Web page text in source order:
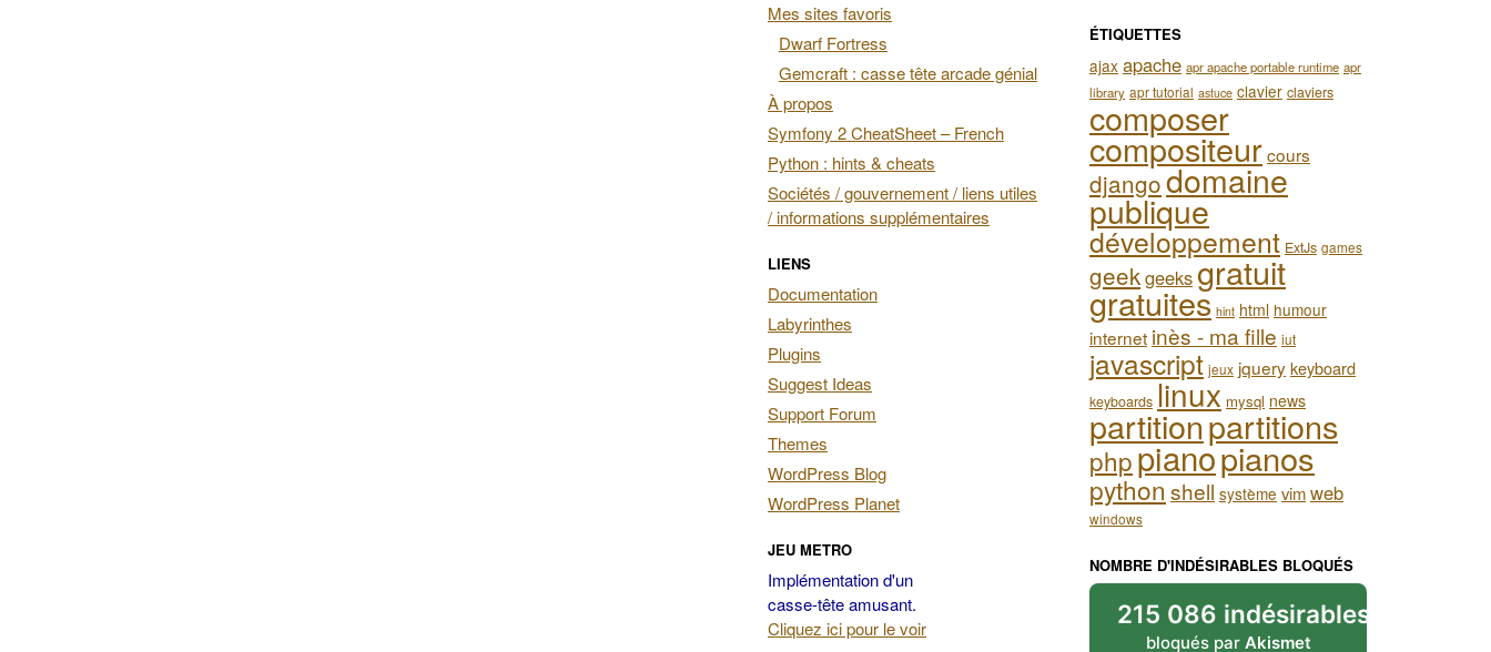
Mes sites favoris
Dwarf Fortress
Gemcraft : casse tête arcade génial
À propos
Symfony 2 CheatSheet – French
Python : hints & cheats
Sociétés / gouvernement / liens utiles
/ informations supplémentaires
LIENS
Documentation
Labyrinthes
Plugins
Suggest Ideas
Support Forum
Themes
WordPress Blog
WordPress Planet
JEU METRO
Implémentation d'un
casse-tête amusant.
Cliquez ici pour le voir
ÉTIQUETTES
ajax apache apr apache portable runtime apr
library apr tutorial astuce clavier claviers
composer
compositeurcours
djangodomaine
publique
développement ExtJs games
geekgeeksgratuit
gratuites hint html humour
internet inès - ma fille iut
javascript jeux jquerykeyboard
keyboards linux mysql news
partitionpartitions
phppianopianos
python shell système vimweb
windows
NOMBRE D'INDÉSIRABLES BLOQUÉS
215 086 indésirables
bloqués par Akismet